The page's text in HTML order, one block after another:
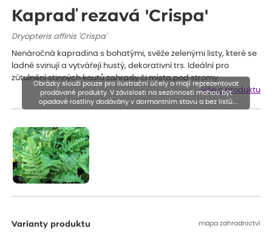
Kapraď rezavá 'Crispa'
Dryopteris affinis 'Crispa'
Nenáročná kapradina s bohatými, svěže zelenými listy, které se
ladně svinují a vytvářejí hustý, dekorativní trs. Ideální pro
zútulnění stinných koutů zahrady či místa pod stromy.
Vše o produktu
Varianty produktu mapa zahradnictví
Obrázky slouží pouze pro ilustrační účely a mají reprezentovat
prodávané produkty. V závislosti na sezónnosti mohou být
opadavé rostliny dodávány v dormantním stavu a bez listů.
Rostliny mohou být také sestřiženy níže, než je uvedená výška,